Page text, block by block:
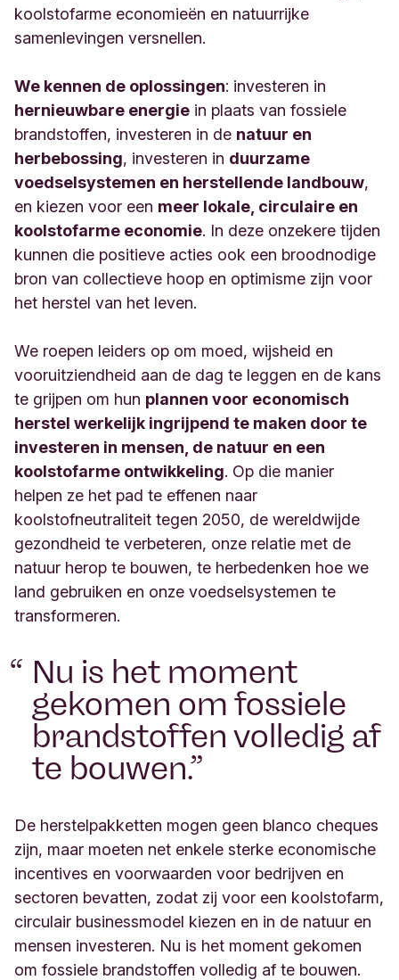
koolstofarme economieën en natuurrijke
samenlevingen versnellen.
We kennen de oplossingen: investeren in
hernieuwbare energie in plaats van fossiele
brandstoffen, investeren in de natuur en
herbebossing, investeren in duurzame
voedselsystemen en herstellende landbouw,
en kiezen voor een meer lokale, circulaire en
koolstofarme economie. In deze onzekere tijden
kunnen die positieve acties ook een broodnodige
bron van collectieve hoop en optimisme zijn voor
het herstel van het leven.
We roepen leiders op om moed, wijsheid en
vooruitziendheid aan de dag te leggen en de kans
te grijpen om hun plannen voor economisch
herstel werkelijk ingrijpend te maken door te
investeren in mensen, de natuur en een
koolstofarme ontwikkeling. Op die manier
helpen ze het pad te effenen naar
koolstofneutraliteit tegen 2050, de wereldwijde
gezondheid te verbeteren, onze relatie met de
natuur herop te bouwen, te herbedenken hoe we
land gebruiken en onze voedselsystemen te
transformeren.
Nu is het moment
gekomen om fossiele
brandstoffen volledig af
te bouwen.
De herstelpakketten mogen geen blanco cheques
zijn, maar moeten net enkele sterke economische
incentives en voorwaarden voor bedrijven en
sectoren bevatten, zodat zij voor een koolstofarm,
circulair businessmodel kiezen en in de natuur en
mensen investeren. Nu is het moment gekomen
om fossiele brandstoffen volledig af te bouwen.